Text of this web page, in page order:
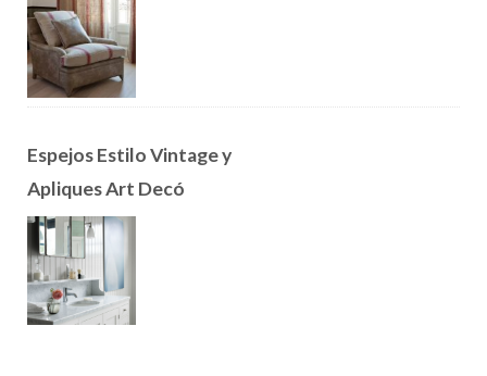
Espejos Estilo Vintage y
Apliques Art Decó